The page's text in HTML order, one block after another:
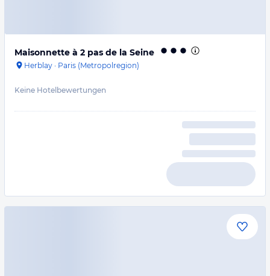
Maisonnette à 2 pas de la Seine
Herblay · Paris (Metropolregion)
Keine Hotelbewertungen